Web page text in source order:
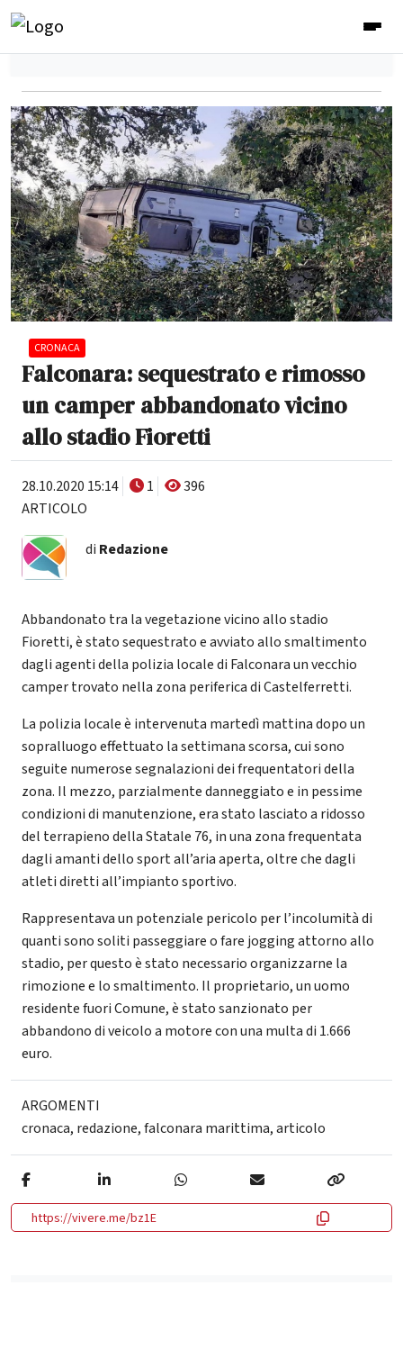
CRONACA
Falconara: sequestrato e rimosso
un camper abbandonato vicino
allo stadio Fioretti
28.10.2020 15:14 1
396
ARTICOLO
di Redazione
Abbandonato tra la vegetazione vicino allo stadio
Fioretti, è stato sequestrato e avviato allo smaltimento
dagli agenti della polizia locale di Falconara un vecchio
camper trovato nella zona periferica di Castelferretti.
La polizia locale è intervenuta martedì mattina dopo un
sopralluogo effettuato la settimana scorsa, cui sono
seguite numerose segnalazioni dei frequentatori della
zona. Il mezzo, parzialmente danneggiato e in pessime
condizioni di manutenzione, era stato lasciato a ridosso
del terrapieno della Statale 76, in una zona frequentata
dagli amanti dello sport all’aria aperta, oltre che dagli
atleti diretti all’impianto sportivo.
Rappresentava un potenziale pericolo per l’incolumità di
quanti sono soliti passeggiare o fare jogging attorno allo
stadio, per questo è stato necessario organizzarne la
rimozione e lo smaltimento. Il proprietario, un uomo
residente fuori Comune, è stato sanzionato per
abbandono di veicolo a motore con una multa di 1.666
euro.
ARGOMENTI
cronaca, redazione,falconara marittima,articolo
https://vivere.me/bz1E